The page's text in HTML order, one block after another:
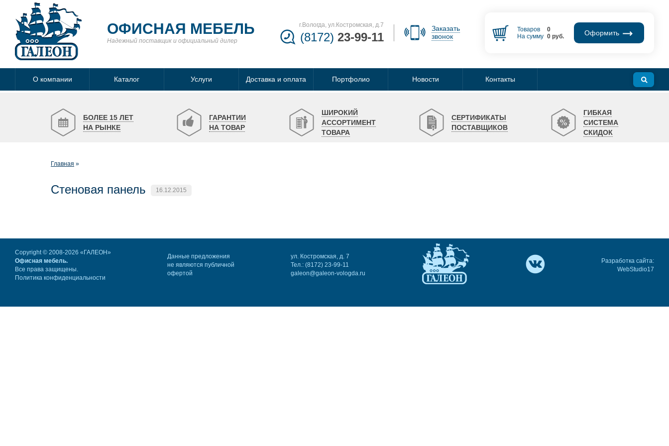
ОФИСНАЯ МЕБЕЛЬ
Надежный поставщик и официальный дилер
г.Вологда, ул.Костромская, д.7
(8172) 23-99-11
Заказать
звонок
Товаров
0
На сумму 0руб. Оформить
О компании Каталог Услуги Доставка и оплата Портфолио Новости Контакты
БОЛЕЕ 15 ЛЕТ
НА РЫНКЕ
ГАРАНТИИ
НА ТОВАР
ШИРОКИЙ
АССОРТИМЕНТ
ТОВАРА
СЕРТИФИКАТЫ
ПОСТАВЩИКОВ
ГИБКАЯ
СИСТЕМА
СКИДОК
Главная
Стеновая панель 16.12.2015
Copyright © 2008-2026 «ГАЛЕОН»
Офисная мебель.
Все права защищены.
Политика конфиденциальности
Данные предложения
не являются публичной
офертой
ул. Костромская, д. 7
Тел.: (8172) 23-99-11
galeon@galeon-vologda.ru
Разработка сайта:
WebStudio17